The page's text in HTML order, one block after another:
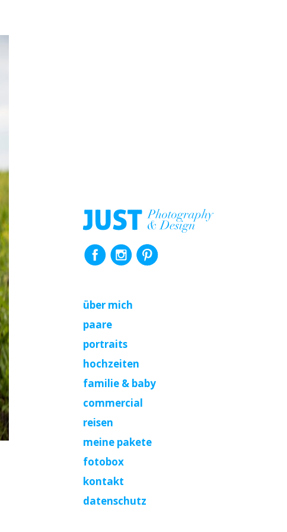
über mich
paare
portraits
hochzeiten
familie & baby
commercial
reisen
meine pakete
fotobox
kontakt
datenschutz